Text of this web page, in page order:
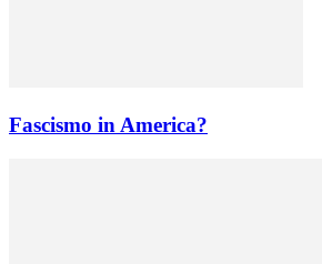
Fascismo in America?